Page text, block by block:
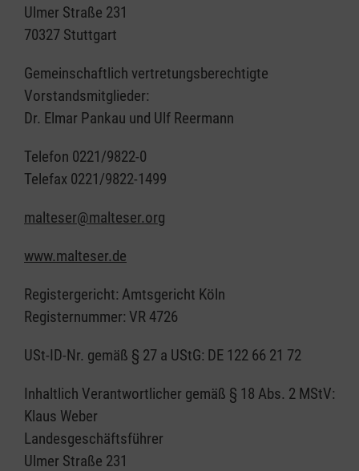
Ulmer Straße 231
70327 Stuttgart
Gemeinschaftlich vertretungsberechtigte
Vorstandsmitglieder:
Dr. Elmar Pankau und Ulf Reermann
Telefon 0221/9822-0
Telefax 0221/9822-1499
malteser@malteser.org
www.malteser.de
Registergericht: Amtsgericht Köln
Registernummer: VR 4726
USt-ID-Nr. gemäß § 27 a UStG: DE 122 66 21 72
Inhaltlich Verantwortlicher gemäß § 18 Abs. 2 MStV:
Klaus Weber
Landesgeschäftsführer
Ulmer Straße 231